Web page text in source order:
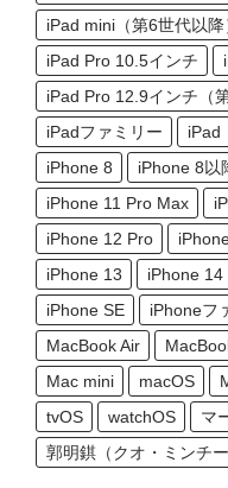
iPad mini（第6世代以降
iPad Pro 10.5インチ
iPad Pro 12.9インチ（
iPadファミリー
iPad
iPhone 8
iPhone 8以
iPhone 11 Pro Max
iPhone 12 Pro
iPhone 13
iPhone 14
iPhone SE
iPhoneフ
MacBook Air
Mac mini
macOS
tvOS
watchOS
マ
郭明錤（クオ・ミンチー